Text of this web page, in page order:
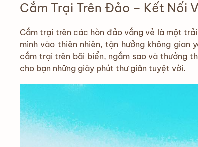
Cắm Trại Trên Đảo – Kết Nối
Cắm trại trên các hòn đảo vắng vẻ là một
mình vào thiên nhiên, tận hưởng không
cắm trại trên bãi biển, ngắm sao và thưởng
cho bạn những giây phút thư giãn tuyệt vời.